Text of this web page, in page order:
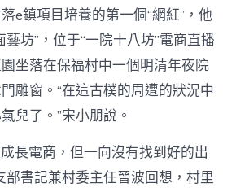
e鎮項目培養的第一個“網紅”，他
坊”，位于“一院十八坊”電商直播
坐落在保福村中一個明清年夜院
雕窗。“在這古樸的周遭的狀況中
兒了。”宋小朋說。
長電商，但一向沒有找到好的出
部書記兼村委主任晉波回想，村里